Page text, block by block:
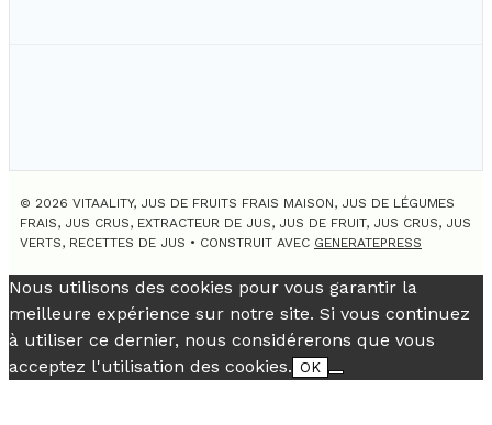
© 2026 VITAALITY, JUS DE FRUITS FRAIS MAISON, JUS DE LÉGUMES
FRAIS, JUS CRUS, EXTRACTEUR DE JUS, JUS DE FRUIT, JUS CRUS, JUS
VERTS, RECETTES DE JUS • CONSTRUIT AVEC GENERATEPRESS
Nous utilisons des cookies pour vous garantir la
meilleure expérience sur notre site. Si vous continuez
à utiliser ce dernier, nous considérerons que vous
acceptez l'utilisation des cookies. OK